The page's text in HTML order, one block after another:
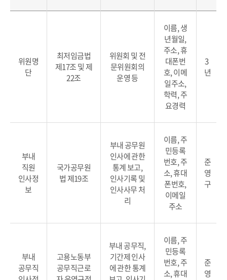
위원명
단
최저임금법
제17조 및 제
22조
위원회 및 전
문위원회의
운영 등
이름, 생
년월일,
주소, 휴
대폰번
호, 이메
일주소,
학력, 주
요경력
3
년
부내
직원
인사정
보
국가공무원
법 제19조
부내 공무원
인사에 관한
통계 보고,
인사기록 및
인사사무 처
리
이름, 주
민등록
번호, 주
소, 휴대
폰번호,
이메일
주소
준
영
구
부내
공무직
고용노동부
공무직근로
부내 공무직,
기간제 인사
에 관한 통계
이름, 주
민등록
번호, 주
소, 휴대
준
영